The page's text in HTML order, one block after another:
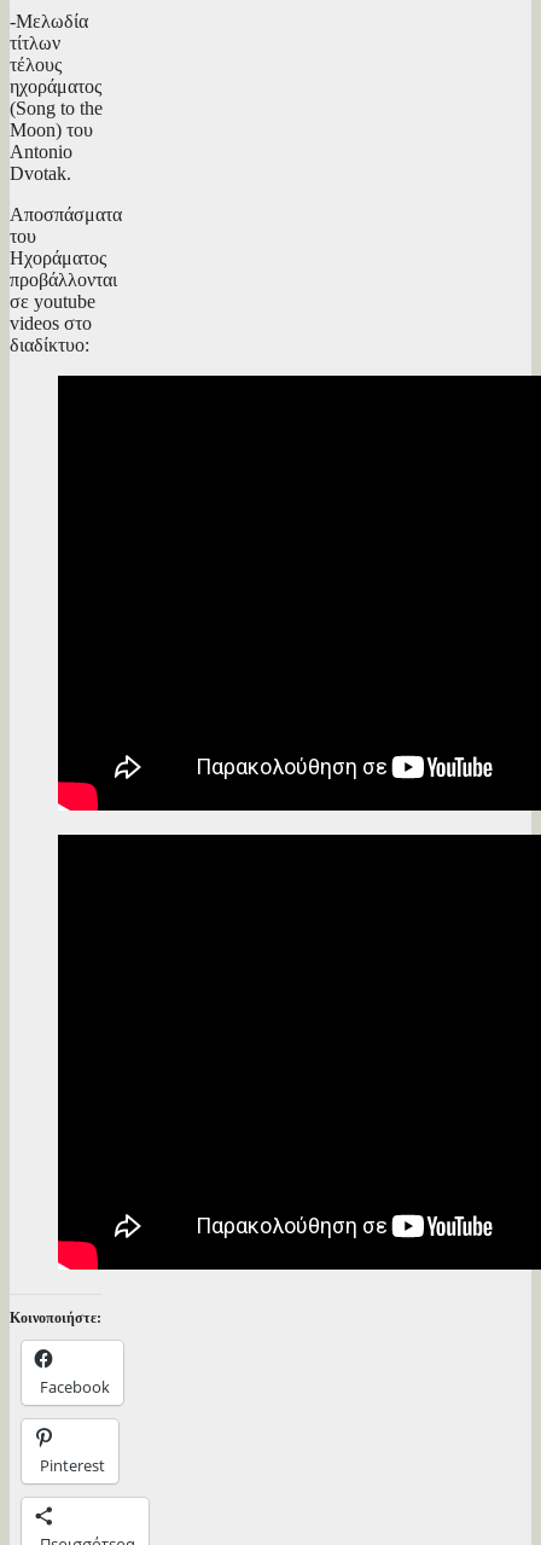
-Μελωδία
τίτλων
τέλους
ηχοράματος
(Song to the
Moon) του
Antonio
Dvotak.
Αποσπάσματα
του
Ηχοράματος
προβάλλονται
σε youtube
videos στο
διαδίκτυο:
Κοινοποιήστε:
Facebook
Pinterest